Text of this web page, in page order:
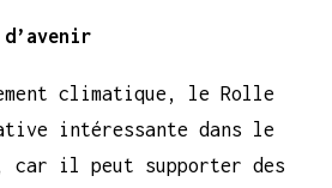
climatique, le Rolle
intéressante dans le
car il peut supporter des